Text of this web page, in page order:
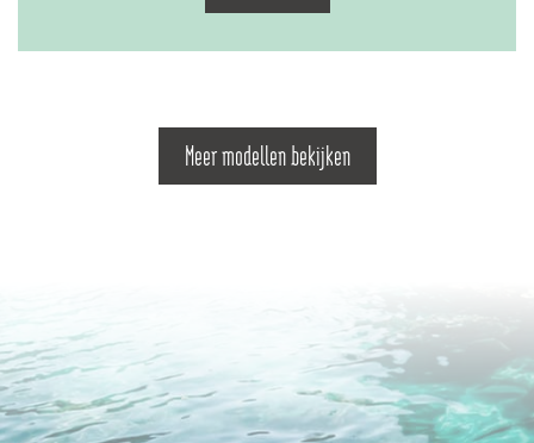
Meer modellen bekijken